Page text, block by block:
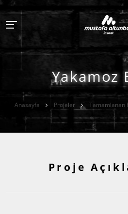
Yakamoz
Anasayfa Projeler Tamamlanan
Proje